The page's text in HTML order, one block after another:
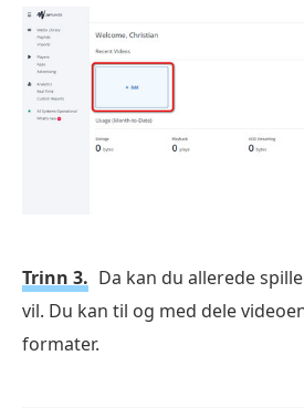
Trinn 3. Da kan du allerede
vil. Du kan til og med dele
formater.